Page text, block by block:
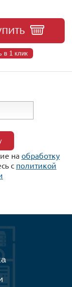
в 1 клик
на обработку
c политикой